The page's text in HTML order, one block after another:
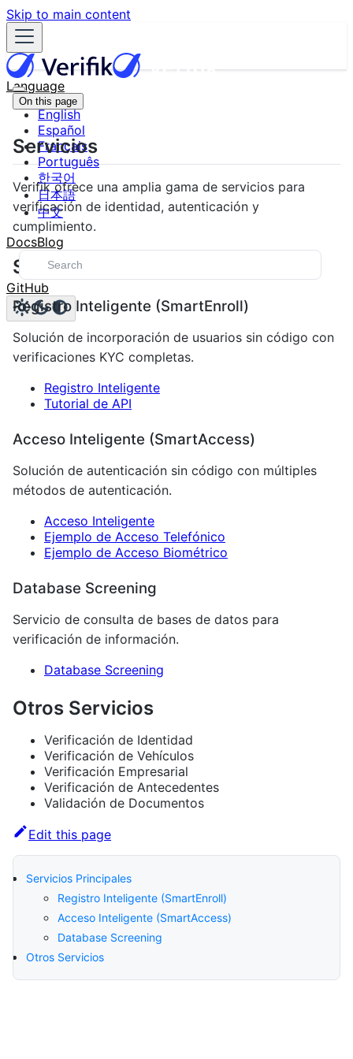
Skip to main content
Language
English
Español
Français
Português
한국어
日本語
中文
DocsBlog
GitHub
On this page
Servicios
Verifik ofrece una amplia gama de servicios para
verificación de identidad, autenticación y
cumplimiento.
Servicios Principales
Registro Inteligente (SmartEnroll)
Solución de incorporación de usuarios sin código con
verificaciones KYC completas.
Registro Inteligente
Tutorial de API
Acceso Inteligente (SmartAccess)
Solución de autenticación sin código con múltiples
métodos de autenticación.
Acceso Inteligente
Ejemplo de Acceso Telefónico
Ejemplo de Acceso Biométrico
Database Screening
Servicio de consulta de bases de datos para
verificación de información.
Database Screening
Otros Servicios
Verificación de Identidad
Verificación de Vehículos
Verificación Empresarial
Verificación de Antecedentes
Validación de Documentos
Edit this page
Servicios Principales
Registro Inteligente (SmartEnroll)
Acceso Inteligente (SmartAccess)
Database Screening
Otros Servicios